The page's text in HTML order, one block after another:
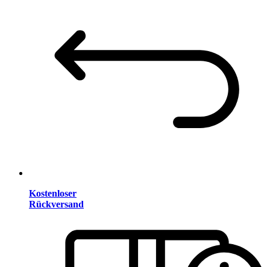
Kostenloser
Rückversand